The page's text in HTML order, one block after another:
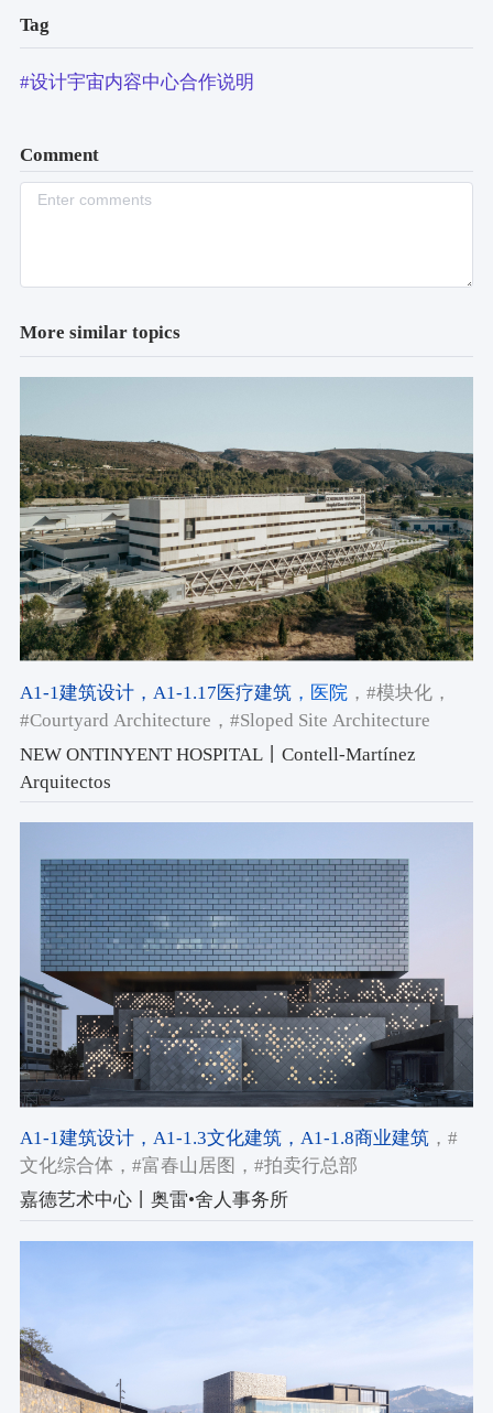
Tag
#设计宇宙内容中心合作说明
Comment
More similar topics
A1-1建筑设计，A1-1.17医疗建筑，医院，#模块化，
#Courtyard Architecture ，#Sloped Site Architecture
NEW ONTINYENT HOSPITAL丨Contell-Martínez
Arquitectos
A1-1建筑设计，A1-1.3文化建筑，A1-1.8商业建筑，#
文化综合体 ，#富春山居图 ，#拍卖行总部
嘉德艺术中心丨奥雷•舍人事务所